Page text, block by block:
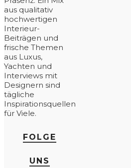
aus qualitativ
hochwertigen
Interieur-
Beiträgen und
frische Themen
aus Luxus,
Yachten und
Interviews mit
Designern sind
tägliche
Inspirationsquellen
für Viele.
FOLGE
UNS